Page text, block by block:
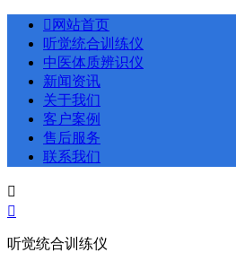
 网站首页
听觉统合训练仪
中医体质辨识仪
新闻资讯
关于我们
客户案例
售后服务
联系我们


听觉统合训练仪